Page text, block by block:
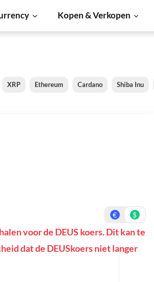
Kopen & Verkopen
XRP Ethereum Cardano Shiba Inu
€ $
voor de DEUS koers. Dit kan te
dat de DEUSkoers niet langer